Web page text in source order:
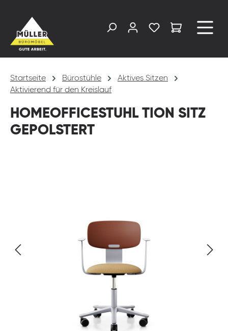
Startseite Bürostühle
Aktives Sitzen
Aktivierend für den Kreislauf
HOMEOFFICESTUHL TION SITZ
GEPOLSTERT